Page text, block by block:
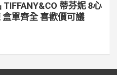
蒂芬妮 8心
單齊全 喜歡價可議